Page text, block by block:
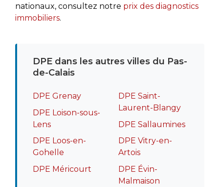
nationaux, consultez notre prix des diagnostics
immobiliers.
DPE dans les autres villes du Pas-
de-Calais
DPE Grenay
DPE Loison-sous-
Lens
DPE Loos-en-
Gohelle
DPE Méricourt
DPE Saint-
Laurent-Blangy
DPE Sallaumines
DPE Vitry-en-
Artois
DPE Évin-
Malmaison